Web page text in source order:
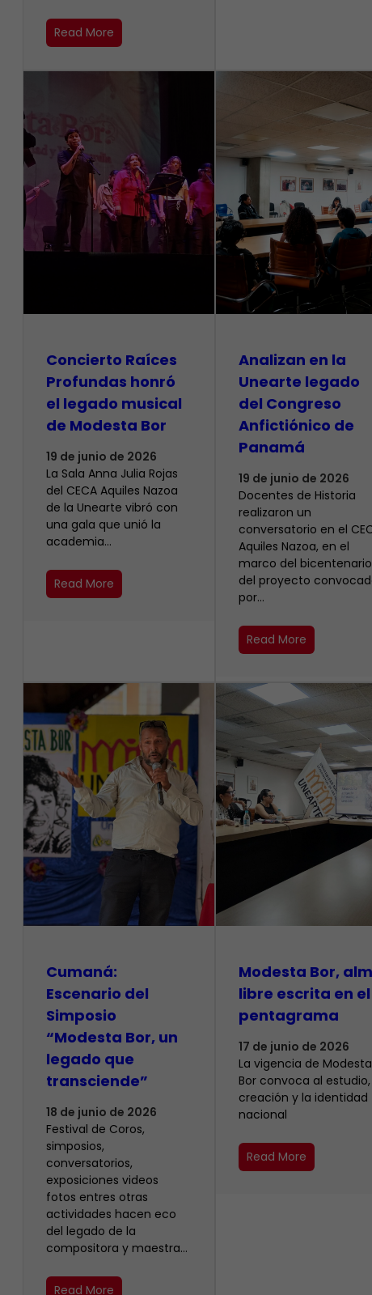
Read More
​Concierto Raíces
Profundas honró
el legado musical
de Modesta Bor
19 de junio de 2026
La Sala Anna Julia Rojas
del CECA Aquiles Nazoa
de la Unearte vibró con
una gala que unió la
academia…
Read More
Analizan en la
Unearte legado
del Congreso
Anfictiónico de
Panamá
19 de junio de 2026
Docentes de Historia
realizaron un
conversatorio en el
Aquiles Nazoa, en el
marco del bicentenario
del proyecto
por…
Read More
Cumaná:
Escenario del
Simposio
“Modesta Bor, un
legado que
transciende”
18 de junio de 2026
Festival de Coros,
simposios,
conversatorios,
exposiciones videos
fotos entres otras
actividades hacen eco
del legado de la
compositora y maestra…
Read More
Modesta Bor,
libre escrita en el
pentagrama
17 de junio de 2026
La vigencia de Modesta
Bor convoca al
creación y la identidad
nacional
Read More